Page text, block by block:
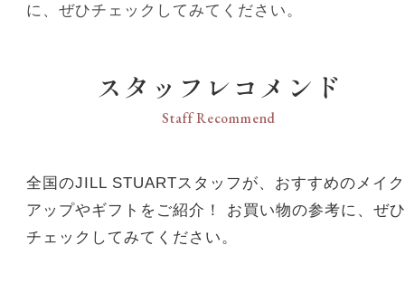
に、ぜひチェックしてみてください。
スタッフレコメンド
Staff Recommend
全国のJILL STUARTスタッフが、おすすめのメイク
アップやギフトをご紹介！ お買い物の参考に、ぜひ
チェックしてみてください。